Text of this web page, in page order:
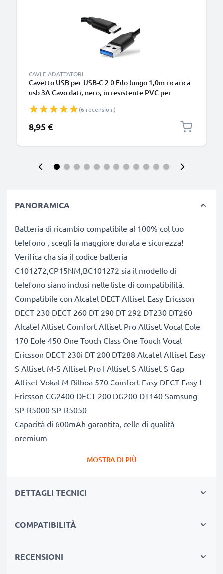
CAVI E ADATTATORI
Cavetto USB per USB-C 2.0 Filo lungo 1,0m ricarica
usb 3A Cavo dati, nero, in resistente PVC per
fotocamera Canon, Panasonic Lumix, Sony
connettore tipo C
(6 recensioni)
8,95 €
PANORAMICA
Batteria di ricambio compatibile al 100% col tuo
telefono , scegli la maggiore durata e sicurezza!
Verifica cha sia il codice batteria
C101272,CP15NM,BC101272 sia il modello di
telefono siano inclusi nelle liste di compatibilità.
Compatibile con Alcatel DECT Altiset Easy Ericsson
DECT 230 DECT 260 DT 290 DT 292 DT230 DT260
Alcatel Altiset Comfort Altiset Pro Altiset Vocal Eole
170 Eole 450 One Touch Class One Touch Vocal
Ericsson DECT 230i DT 200 DT288 Alcatel Altiset Easy
S Altiset M-S Altiset Pro I Altiset S Altiset S Gap
Altiset Vokal M Bilboa 570 Comfort Easy DECT Easy L
Ericsson CG2400 DECT 200 DG200 DT140 Samsung
SP-R5000 SP-R5050
Capacità di 600mAh garantita, celle di qualità
premium
stesso peso e maggiore capacità, ciò che alla prova dei
nuova, dispone di una capacità reale di 600mAh,
MOSTRA DI PIÙ
DETTAGLI TECNICI
COMPATIBILITÀ
RECENSIONI